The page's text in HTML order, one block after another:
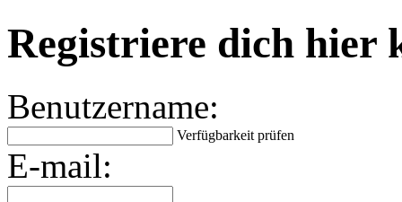
Registriere dich hier
Benutzername:
Verfügbarkeit prüfen
E-mail: